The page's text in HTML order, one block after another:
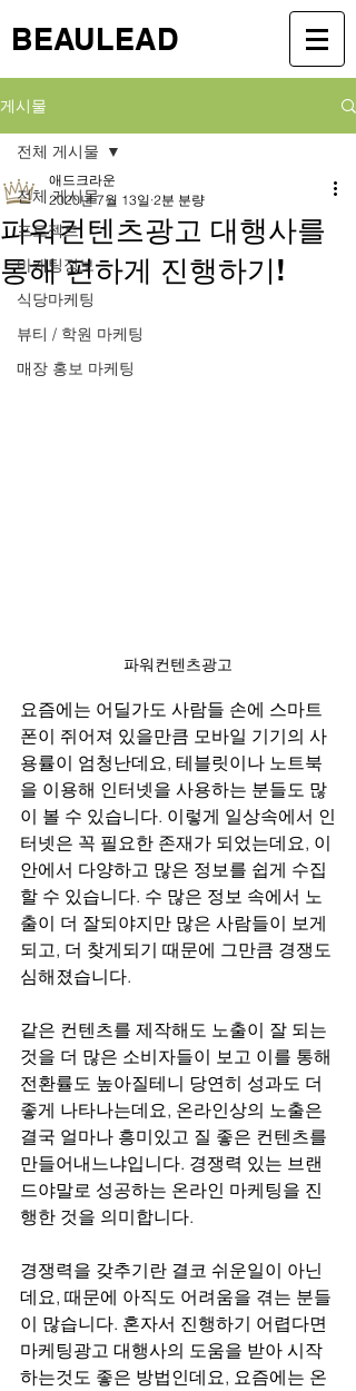
BEAULEAD
게시물
전체 게시물
프로젝트
마케팅정보
식당마케팅
뷰티 / 학원 마케팅
매장 홍보 마케팅
전체 게시물
파워컨텐츠광고 대행사를
통해 편하게 진행하기!
애드크라운
2020년 7월 13일 2분 분량
파워컨텐츠광고
요즘에는 어딜가도 사람들 손에 스마트
폰이 쥐어져 있을만큼 모바일 기기의 사
용률이 엄청난데요, 테블릿이나 노트북
을 이용해 인터넷을 사용하는 분들도 많
이 볼 수 있습니다. 이렇게 일상속에서 인
터넷은 꼭 필요한 존재가 되었는데요, 이
안에서 다양하고 많은 정보를 쉽게 수집
할 수 있습니다. 수 많은 정보 속에서 노
출이 더 잘되야지만 많은 사람들이 보게
되고, 더 찾게되기 때문에 그만큼 경쟁도
심해졌습니다.
같은 컨텐츠를 제작해도 노출이 잘 되는
것을 더 많은 소비자들이 보고 이를 통해
전환률도 높아질테니 당연히 성과도 더
좋게 나타나는데요, 온라인상의 노출은
결국 얼마나 흥미있고 질 좋은 컨텐츠를
만들어내느냐입니다. 경쟁력 있는 브랜
드야말로 성공하는 온라인 마케팅을 진
행한 것을 의미합니다.
경쟁력을 갖추기란 결코 쉬운일이 아닌
데요, 때문에 아직도 어려움을 겪는 분들
이 많습니다. 혼자서 진행하기 어렵다면
마케팅광고 대행사의 도움을 받아 시작
하는것도 좋은 방법인데요, 요즘에는 온